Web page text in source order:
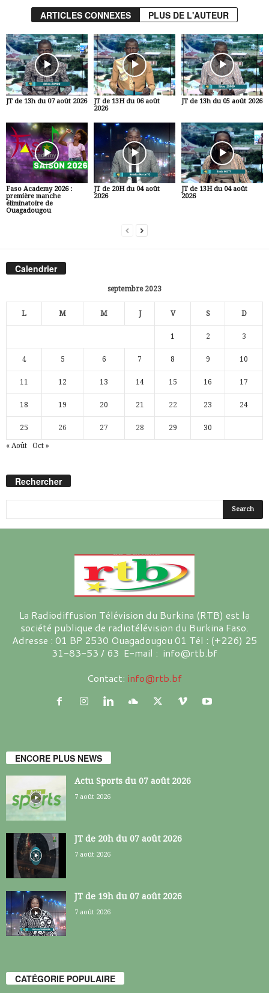
ARTICLES CONNEXES PLUS DE L'AUTEUR
JT de 13h du 07 août 2026
JT de 13H du 06 août
2026
JT de 13h du 05 août 2026
Faso Academy 2026 :
première manche
éliminatoire de
Ouagadougou
JT de 20H du 04 août
2026
JT de 13H du 04 août
2026
Calendrier
septembre 2023
L M M J V S D
1 2 3
4 5 6 7 8 9 10
11 12 13 14 15 16 17
18 19 20 21 22 23 24
25 26 27 28 29 30
« Août Oct »
Rechercher
La Radiodiffusion Télévision du Burkina (RTB) est la
société publique de radiotélévision du Burkina Faso.
Adresse : 01 BP 2530 Ouagadougou 01 Tél : (+226) 25
31-83-53 / 63 E-mail : info@rtb.bf
Contact: info@rtb.bf
ENCORE PLUS NEWS
Actu Sports du 07 août 2026
7 août 2026
JT de 20h du 07 août 2026
7 août 2026
JT de 19h du 07 août 2026
7 août 2026
CATÉGORIE POPULAIRE